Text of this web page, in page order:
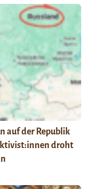
auf der Republik
droht